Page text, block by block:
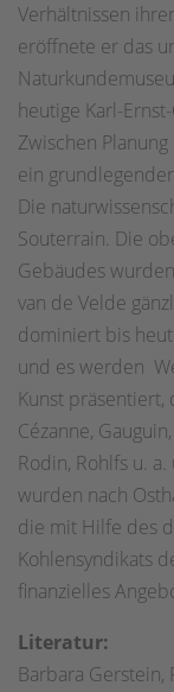
Verhältnissen
eröffnete er das
heutige Karl-
Zwischen
ein
Die
Souterrain. Die
Gebäudes
van de Velde
dominiert bis
und es werden
Kunst
Cézanne,
Rodin, Rohlfs u.
wurden nach
die mit Hilfe des
Kohlensyndikats
finanzielles
Literatur:
Barbara Gerstein,